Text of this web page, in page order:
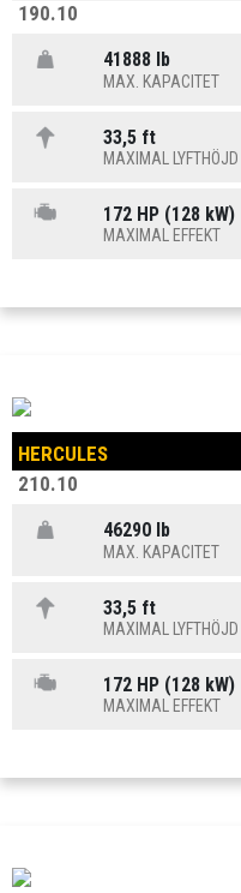
190.10
41888 lb
MAX. KAPACITET
33,5 ft
MAXIMAL LYFTHÖJD
172 HP (128 kW)
MAXIMAL EFFEKT
HERCULES
210.10
46290 lb
MAX. KAPACITET
33,5 ft
MAXIMAL LYFTHÖJD
172 HP (128 kW)
MAXIMAL EFFEKT